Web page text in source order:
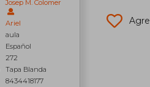
Josep M. Colomer
Ariel
aula
Español
272
Tapa Blanda
8434418177